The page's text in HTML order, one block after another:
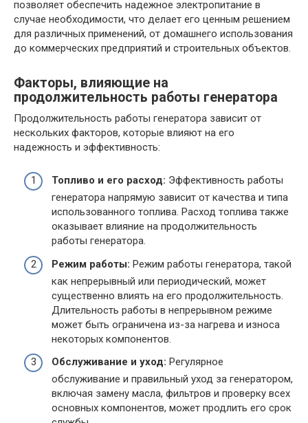
позволяет обеспечить надежное электропитание в
случае необходимости, что делает его ценным решением
для различных применений, от домашнего использования
до коммерческих предприятий и строительных объектов.
Факторы, влияющие на
продолжительность работы генератора
Продолжительность работы генератора зависит от
нескольких факторов, которые влияют на его
надежность и эффективность:
Топливо и его расход: Эффективность работы
генератора напрямую зависит от качества и типа
использованного топлива. Расход топлива также
оказывает влияние на продолжительность
работы генератора.
Режим работы: Режим работы генератора, такой
как непрерывный или периодический, может
существенно влиять на его продолжительность.
Длительность работы в непрерывном режиме
может быть ограничена из-за нагрева и износа
некоторых компонентов.
Обслуживание и уход: Регулярное
обслуживание и правильный уход за генератором,
включая замену масла, фильтров и проверку всех
основных компонентов, может продлить его срок